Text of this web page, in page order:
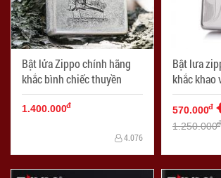
Bật lửa Zippo chính hãng
khắc bình chiếc thuyền
1.400.000đ
4.076
Bật lưa
khắc khao
570.000đ
1.250.000đ